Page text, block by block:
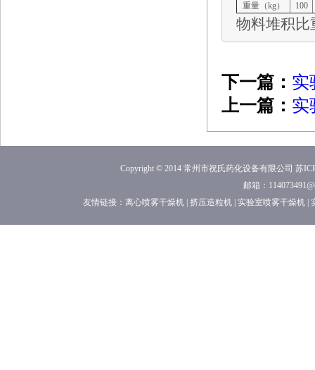
重量（kg）
100
物料堆积比
下一篇： 实
上一篇： 实
Copyright © 2014 常州市祝氏药化设备有限公司 苏
邮箱：
友情链接： 离心喷雾干燥机 挤压造粒机 实验室喷雾干燥机